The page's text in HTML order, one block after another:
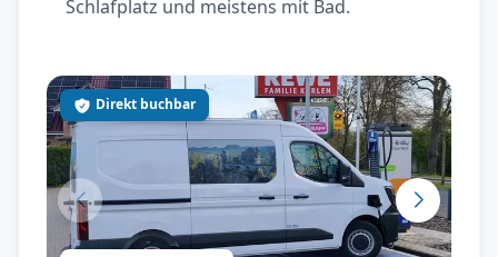
Schlafplatz und meistens mit Bad.
Direkt buchbar